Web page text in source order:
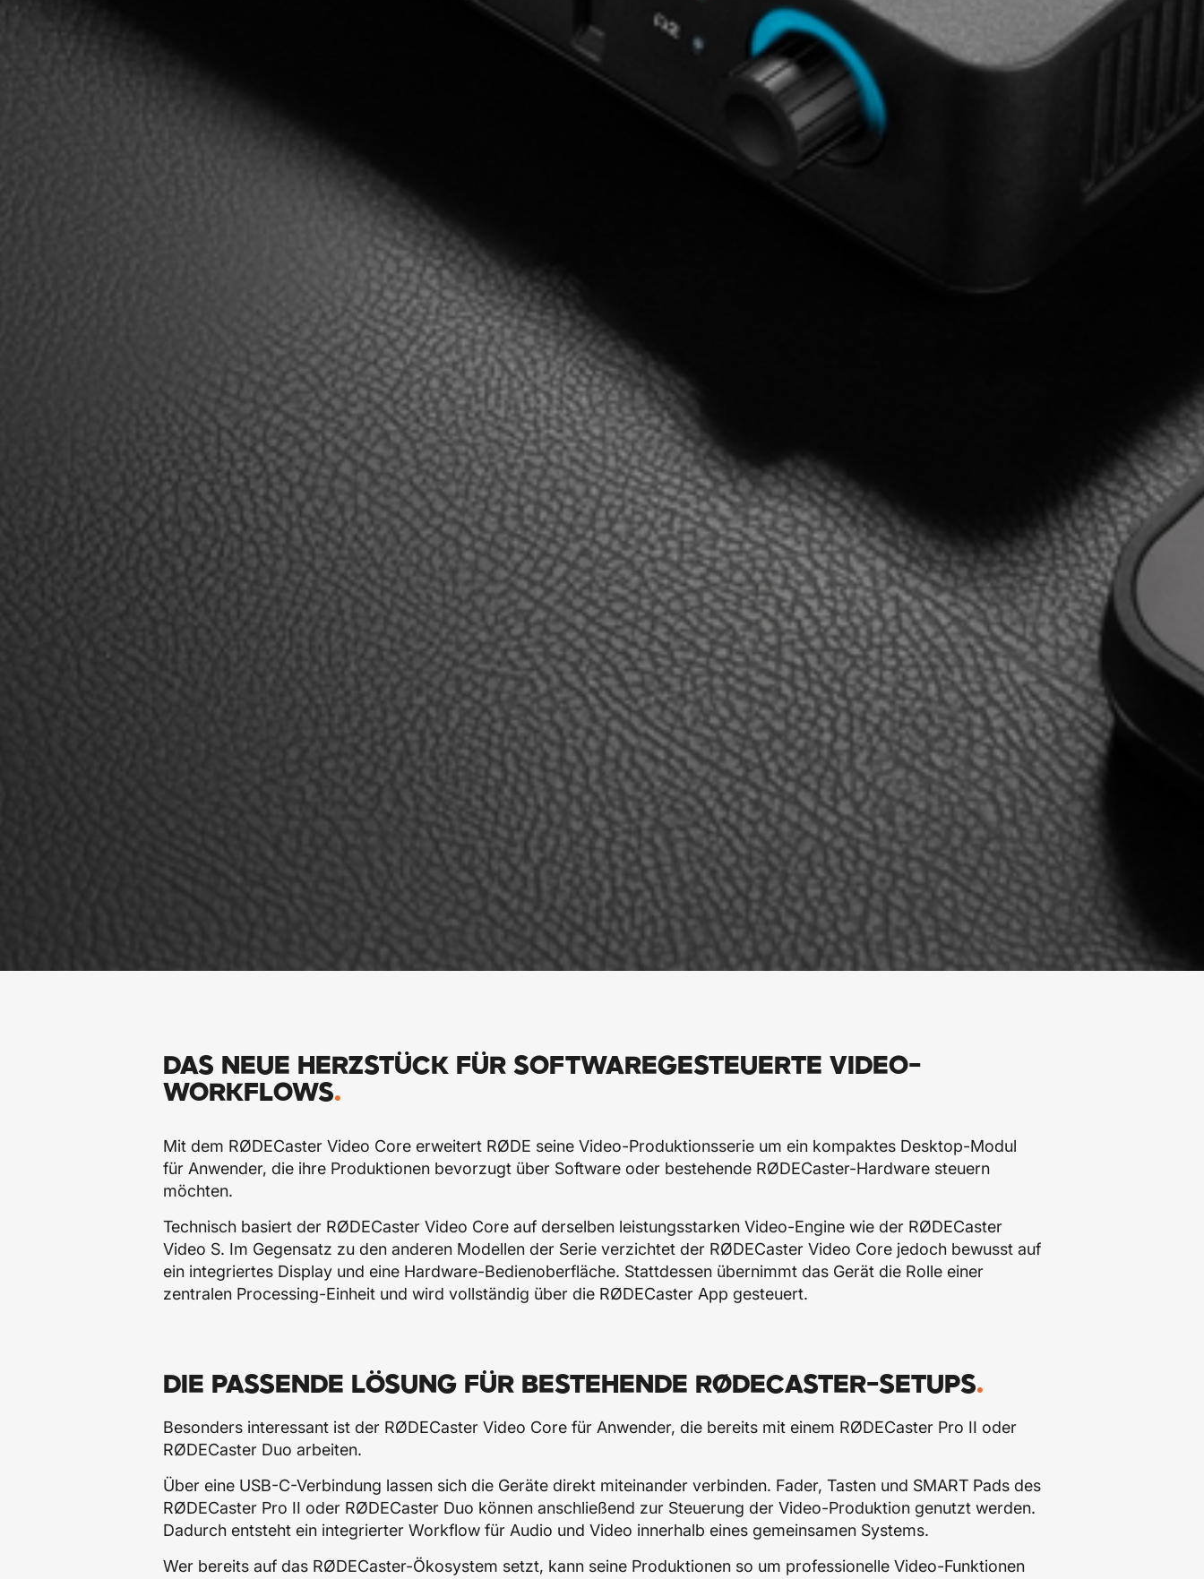
DAS NEUE HERZSTÜCK FÜR SOFTWAREGESTEUERTE VIDEO-
WORKFLOWS.
Mit dem RØDECaster Video Core erweitert RØDE seine Video-Produktionsserie um ein kompaktes Desktop-Modul
für Anwender, die ihre Produktionen bevorzugt über Software oder bestehende RØDECaster-Hardware steuern
möchten.
Technisch basiert der RØDECaster Video Core auf derselben leistungsstarken Video-Engine wie der RØDECaster
Video S. Im Gegensatz zu den anderen Modellen der Serie verzichtet der RØDECaster Video Core jedoch bewusst auf
ein integriertes Display und eine Hardware-Bedienoberfläche. Stattdessen übernimmt das Gerät die Rolle einer
zentralen Processing-Einheit und wird vollständig über die RØDECaster App gesteuert.
DIE PASSENDE LÖSUNG FÜR BESTEHENDE RØDECASTER-SETUPS.
Besonders interessant ist der RØDECaster Video Core für Anwender, die bereits mit einem RØDECaster Pro II oder
RØDECaster Duo arbeiten.
Über eine USB-C-Verbindung lassen sich die Geräte direkt miteinander verbinden. Fader, Tasten und SMART Pads des
RØDECaster Pro II oder RØDECaster Duo können anschließend zur Steuerung der Video-Produktion genutzt werden.
Dadurch entsteht ein integrierter Workflow für Audio und Video innerhalb eines gemeinsamen Systems.
Wer bereits auf das RØDECaster-Ökosystem setzt, kann seine Produktionen so um professionelle Video-Funktionen